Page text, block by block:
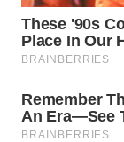
WN
BINTAN
WN
MANDALIKA